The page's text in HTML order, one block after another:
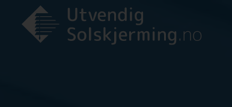
content